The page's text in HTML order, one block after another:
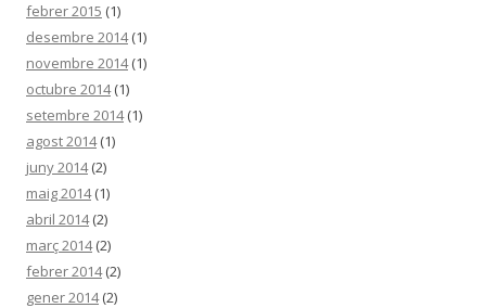
febrer 2015 (1)
desembre 2014(1)
novembre 2014(1)
octubre 2014(1)
setembre 2014(1)
agost 2014(1)
juny 2014(2)
maig 2014(1)
abril 2014(2)
març 2014(2)
febrer 2014(2)
gener 2014(2)